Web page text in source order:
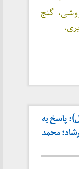
گنج
پاسخ به
محمد